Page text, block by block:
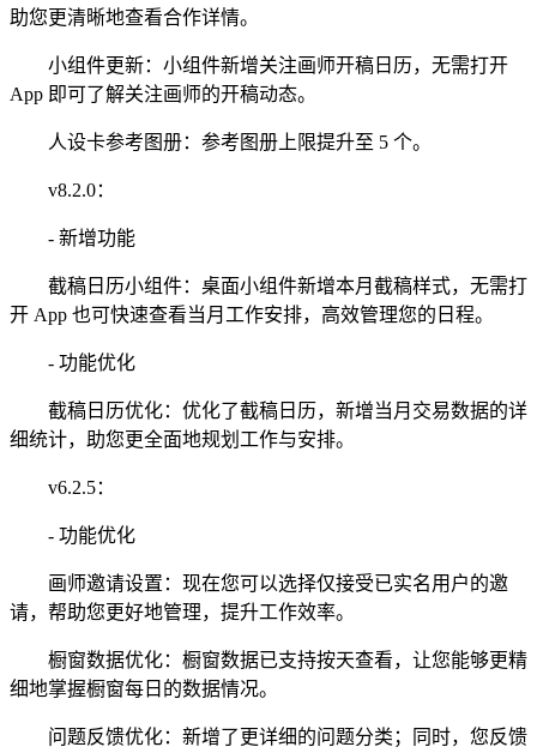
助您更清晰地查看合作详情。
小组件更新：小组件新增关注画师开稿日历，无需打开
App 即可了解关注画师的开稿动态。
人设卡参考图册：参考图册上限提升至 5 个。
v8.2.0：
- 新增功能
截稿日历小组件：桌面小组件新增本月截稿样式，无需打
开 App 也可快速查看当月工作安排，高效管理您的日程。
- 功能优化
截稿日历优化：优化了截稿日历，新增当月交易数据的详
细统计，助您更全面地规划工作与安排。
v6.2.5：
- 功能优化
画师邀请设置：现在您可以选择仅接受已实名用户的邀
请，帮助您更好地管理，提升工作效率。
橱窗数据优化：橱窗数据已支持按天查看，让您能够更精
细地掌握橱窗每日的数据情况。
问题反馈优化：新增了更详细的问题分类；同时，您反馈